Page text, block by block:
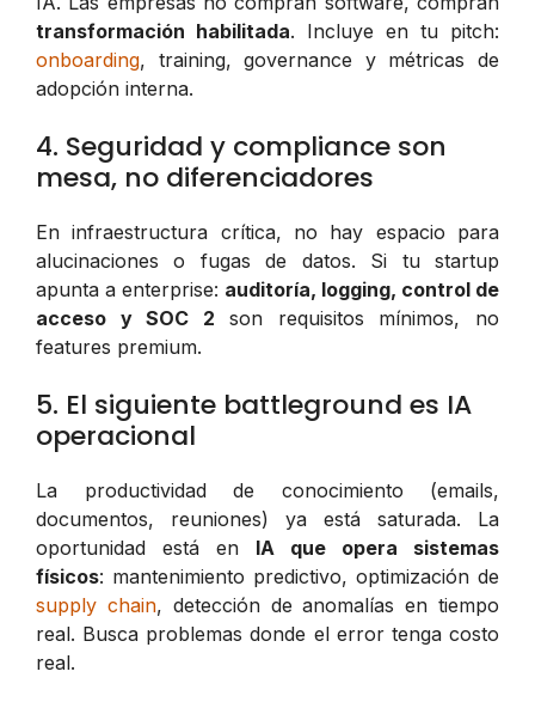
transformación habilitada. Incluye en tu pitch:
onboarding, training, governance y métricas de
adopción interna.
4. Seguridad y compliance son
mesa, no diferenciadores
En infraestructura crítica, no hay espacio para
alucinaciones o fugas de datos. Si tu startup
apunta a enterprise: auditoría, logging, control de
acceso y SOC 2 son requisitos mínimos, no
features premium.
5. El siguiente battleground es IA
operacional
La productividad de conocimiento (emails,
documentos, reuniones) ya está saturada. La
oportunidad está en IA que opera sistemas
físicos: mantenimiento predictivo, optimización de
supply chain, detección de anomalías en tiempo
real. Busca problemas donde el error tenga costo
real.